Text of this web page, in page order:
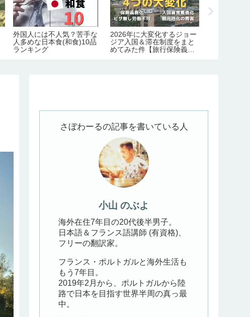
外国人には不人気？苦手な
人多めな日本食(和食)10品
ランキング
2026年に大変化するジョー
ジア入国＆滞在制度をまと
めてみた件【旅行保険義務
さぼわーるの記事を書いている人
小山 のぶよ
海外在住7年目の20代後半男子。
日本語＆フランス語講師 (有資格)、
フリーの翻訳家。
フランス・ポルトガルと海外生活も
もう7年目。
2019年2月から、ポルトガルから陸
路で日本を目指す世界半周の真っ最
中。